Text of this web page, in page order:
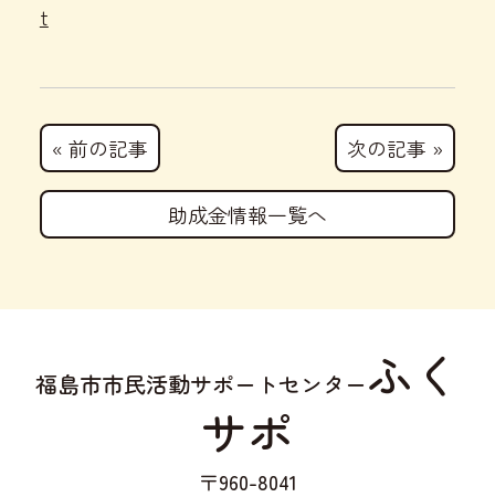
t
« 前の記事
助成金情報一覧へ
次の記事 »
福島市市民活動サポートセンターふく
サポ
〒960-8041